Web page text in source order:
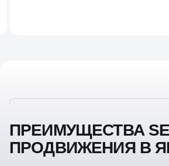
ПРЕИМУЩЕСТВА
ПРОДВИЖЕНИЯ В